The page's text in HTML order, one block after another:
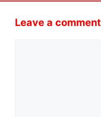
Leave a comment